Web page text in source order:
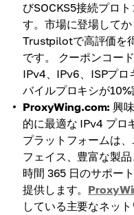
びSOCKS5接続プロ
す。市場に登場してか
Trustpilotで高評価を
です。 クーポンコード
IPv4、IPv6、ISPプロ
バイルプロキシが10%
ProxyWing.com: 興
的に最適な IPv4 プロ
プラットフォームは
フェイス、豊富な製
時間 365 日のサポー
提供します。
している主要なネッ